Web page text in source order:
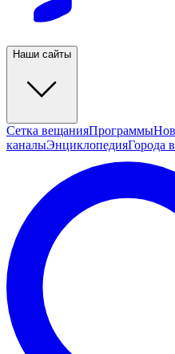
Наши сайты
Сетка вещанияПрограммы
каналыЭнциклопедияГорода